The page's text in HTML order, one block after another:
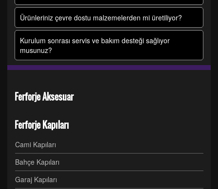
Ürünleriniz çevre dostu malzemelerden mi üretiliyor?
Kurulum sonrası servis ve bakım desteği sağlıyor
musunuz?
Ferforje Aksesuar
Ferforje Kapıları
Cami Kapıları
Bahçe Kapıları
Garaj Kapıları